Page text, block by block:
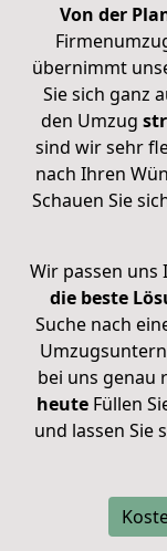
Von der
übernimmt
Sie sich ganz
den Umzug
sind wir sehr
nach Ihren
Schauen Sie
Wir passen
die beste
Suche nach
bei uns genau
heute Füllen
und lassen Sie